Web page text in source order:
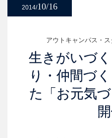
2014/10/16
アウトキャンパス・ス
生きがいづ
り・仲間づ
た「お元気